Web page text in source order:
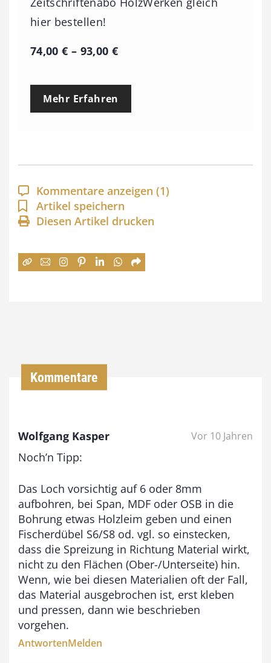
hier bestellen!
74,00€ – 93,00 €P
e
p
a
n
n
:
3
,
0
0
€
Mehr Erfahren
Kommentare anzeigen (1)
Artikel speichern
Diesen Artikel drucken
Kommentare
Wolfgang Kasper Vor 10 Jahren
Noch’n Tipp:
Das Loch vorsichtig auf 6 oder 8mm
aufbohren, bei Span, MDF oder OSB in die
Bohrung etwas Holzleim geben und einen
Fischerdübel S6/S8 od. vgl. so einstecken,
dass die Spreizung in Richtung Material wirkt,
nicht zu den Flächen (Ober-/Unterseite) hin.
Wenn, wie bei diesen Materialien oft der Fall,
das Material ausgebrochen ist, erst kleben
und pressen, dann wie beschrieben
vorgehen.
AntwortenMelden